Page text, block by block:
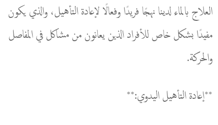
العلاج بالماء لدينا نهجًا فريدًا وفعالًا لإعادة التأهيل، والذي يكون
مفيدًا بشكل خاص للأفراد الذين يعانون من مشاكل في المفاصل
والحركة.
**إعادة التأهيل اليدوي:**